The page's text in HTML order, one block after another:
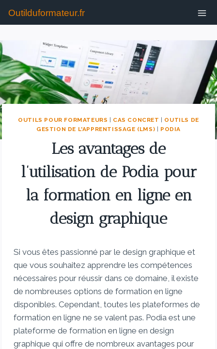
Outilduformateur.fr
OUTILS POUR FORMATEURS | CAS CONCRET | OUTILS DE
GESTION DE L'APPRENTISSAGE (LMS) | PODIA
Les avantages de
l’utilisation de Podia pour
la formation en ligne en
design graphique
Si vous êtes passionné par le design graphique et
que vous souhaitez apprendre les compétences
nécessaires pour réussir dans ce domaine, il existe
de nombreuses options de formation en ligne
disponibles. Cependant, toutes les plateformes de
formation en ligne ne se valent pas. Podia est une
plateforme de formation en ligne en design
graphique qui offre de nombreux avantages pour